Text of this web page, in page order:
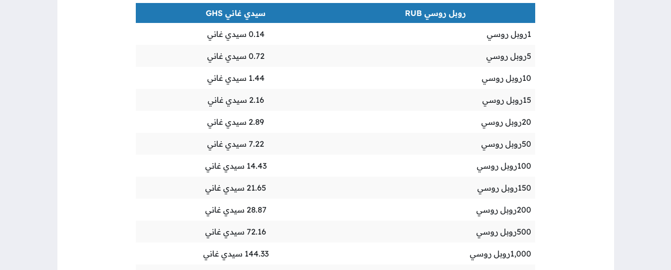
روبل روسي RUB سيدي غاني GHS
1روبل روسي 0.14 سيدي غاني
5روبل روسي 0.72 سيدي غاني
10روبل روسي 1.44 سيدي غاني
15روبل روسي 2.16 سيدي غاني
20روبل روسي 2.89 سيدي غاني
50روبل روسي 7.22 سيدي غاني
100روبل روسي 14.43 سيدي غاني
150روبل روسي 21.65 سيدي غاني
200روبل روسي 28.87 سيدي غاني
500روبل روسي 72.16 سيدي غاني
1,000روبل روسي 144.33 سيدي غاني